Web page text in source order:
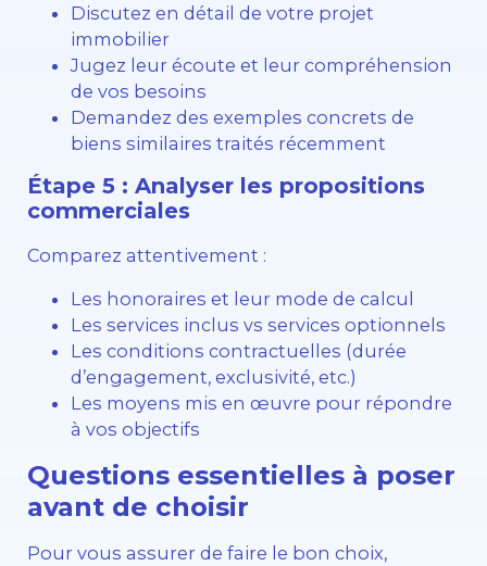
Discutez en détail de votre projet
immobilier
Jugez leur écoute et leur compréhension
de vos besoins
Demandez des exemples concrets de
biens similaires traités récemment
Étape 5 : Analyser les propositions
commerciales
Comparez attentivement :
Les honoraires et leur mode de calcul
Les services inclus vs services optionnels
Les conditions contractuelles (durée
d’engagement, exclusivité, etc.)
Les moyens mis en œuvre pour répondre
à vos objectifs
Questions essentielles à poser
avant de choisir
Pour vous assurer de faire le bon choix,